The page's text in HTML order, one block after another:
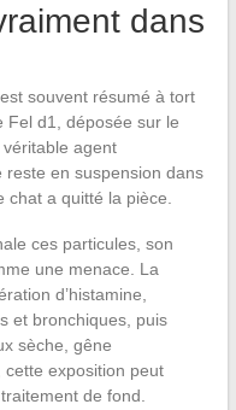
dans
souvent résumé à tort
Fel d1, déposée sur le
agent
reste en suspension dans
chat a quitté la pièce.
ces particules, son
une menace. La
d’histamine,
et bronchiques, puis
sèche, gêne
exposition peut
de fond.